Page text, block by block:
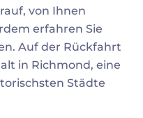
von Ihnen
erfahren Sie
Auf der Rückfahrt
in Richmond, eine
Städte